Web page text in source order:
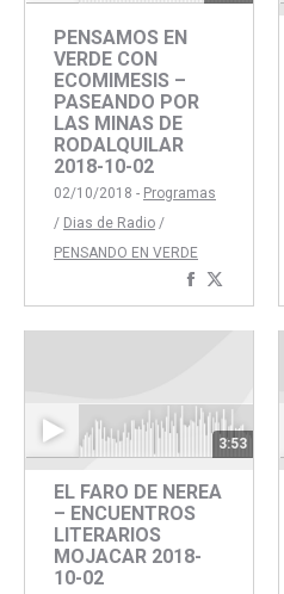
PENSAMOS EN
VERDE CON
ECOMIMESIS –
PASEANDO POR
LAS MINAS DE
RODALQUILAR
2018-10-02
02/10/2018 - Programas
/ Dias de Radio /
PENSANDO EN VERDE
Compartir
con
Facebook
con
Twitter
3:53
EL FARO DE NEREA
– ENCUENTROS
LITERARIOS
MOJACAR 2018-
10-02